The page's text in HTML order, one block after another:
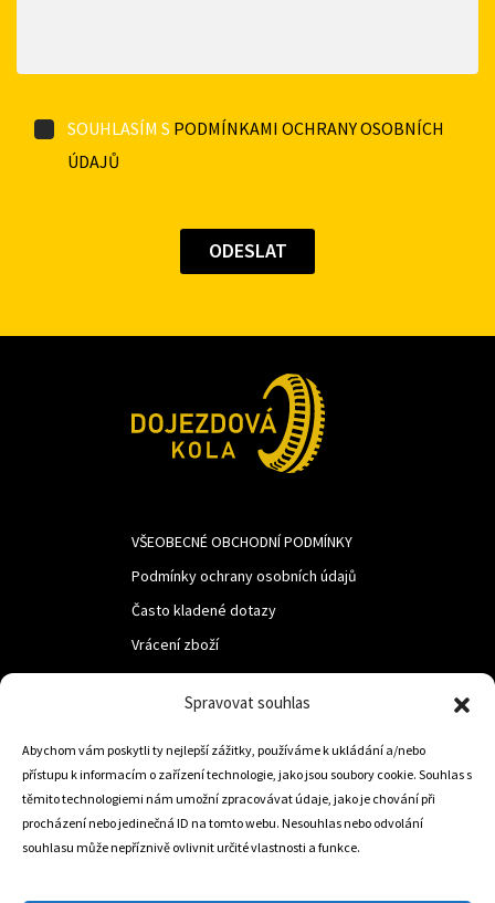
Spravovat souhlas
Abychom vám poskytli ty nejlepší zážitky, používáme k ukládání a/nebo
přístupu k informacím o zařízení technologie, jako jsou soubory cookie. Souhlas s
těmito technologiemi nám umožní zpracovávat údaje, jako je chování při
procházení nebo jedinečná ID na tomto webu. Nesouhlas nebo odvolání
souhlasu může nepříznivě ovlivnit určité vlastnosti a funkce.
SOUHLASÍM S PODMÍNKAMI OCHRANY OSOBNÍCH
ÚDAJŮ
VŠEOBECNÉ OBCHODNÍ PODMÍNKY
Podmínky ochrany osobních údajů
Často kladené dotazy
Vrácení zboží
LUF s.r.o.
Nám. M.R.Štefanika 518,
Trstená 02801